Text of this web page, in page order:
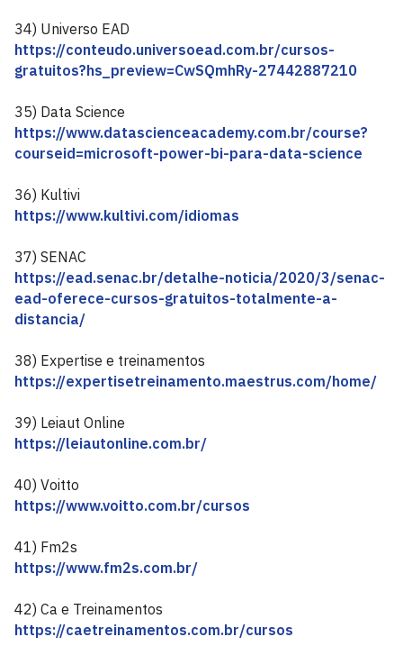
34) Universo EAD
https://conteudo.universoead.com.br/cursos-
gratuitos?hs_preview=CwSQmhRy-27442887210
35) Data Science
https://www.datascienceacademy.com.br/course?
courseid=microsoft-power-bi-para-data-science
36) Kultivi
https://www.kultivi.com/idiomas
37) SENAC
https://ead.senac.br/detalhe-noticia/2020/3/senac-
ead-oferece-cursos-gratuitos-totalmente-a-
distancia/
38) Expertise e treinamentos
https://expertisetreinamento.maestrus.com/home/
39) Leiaut Online
https://leiautonline.com.br/
40) Voitto
https://www.voitto.com.br/cursos
41) Fm2s
https://www.fm2s.com.br/
42) Ca e Treinamentos
https://caetreinamentos.com.br/cursos